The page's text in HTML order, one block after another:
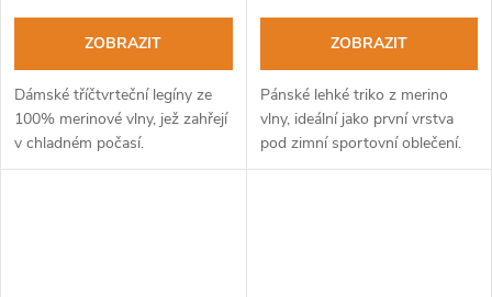
ZOBRAZIT
Dámské tříčtvrteční legíny ze
100% merinové vlny, jež zahřejí
v chladném počasí.
ZOBRAZIT
Pánské lehké triko z merino
vlny, ideální jako první vrstva
pod zimní sportovní oblečení.